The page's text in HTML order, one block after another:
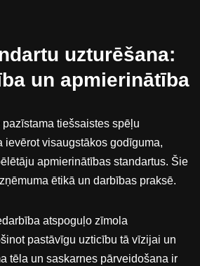
uzturēšana:
un apmierinātība
tiešsaistes spēļu
ievērot visaugstākos godīguma,
apmierinātības standartus. Šie
ētikā un darbības praksē.
atspoguļo zīmola
pastāvīgu uzticību tā vīzijai un
tēla un saskarnes pārveidošana ir